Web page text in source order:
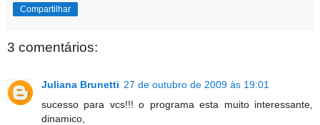
Compartilhar
3 comentários:
Juliana Brunetti 27 de outubro de 2009 às 19:01
sucesso para vcs!!! o programa esta muito interessante,
dinamico,